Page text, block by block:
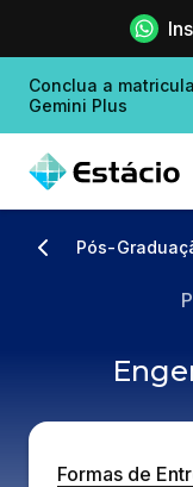
Conclua a
Gemini Plus
Pós-
Formas de